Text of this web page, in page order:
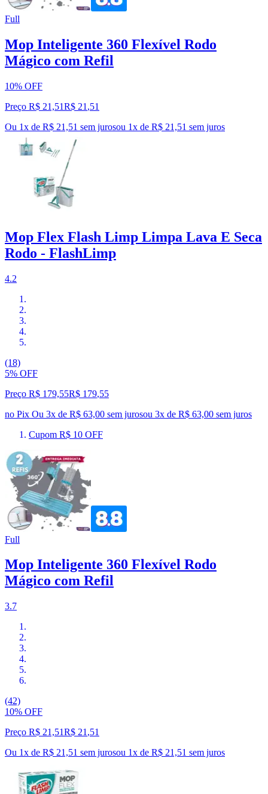
Full
Mop Inteligente 360 Flexível Rodo
Mágico com Refil
10% OFF
Preço R$ 21,51R$ 21 ,51
Ou 1x de R$ 21,51 sem jurosou 1x de R$ 21,51 sem juros
Mop Flex Flash Limp Limpa Lava E Seca
Rodo - FlashLimp
4.2
(18)
5% OFF
Preço R$ 179,55R$ 179,55
no Pix Ou 3x de R$ 63,00 sem jurosou 3x de R$ 63,00 sem juros
Cupom R$ 10 OFF
Full
Mop Inteligente 360 Flexível Rodo
Mágico com Refil
3.7
(42)
10% OFF
Preço R$ 21,51R$ 21 ,51
Ou 1x de R$ 21,51 sem jurosou 1x de R$ 21,51 sem juros